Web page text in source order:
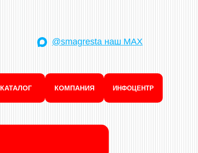
@smagresta наш MAX
КАТАЛОГ КОМПАНИЯ ИНФОЦЕНТР